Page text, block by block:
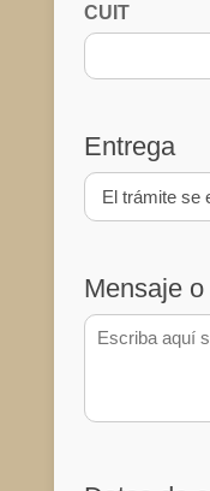
CUIT
Entrega
Mensaje